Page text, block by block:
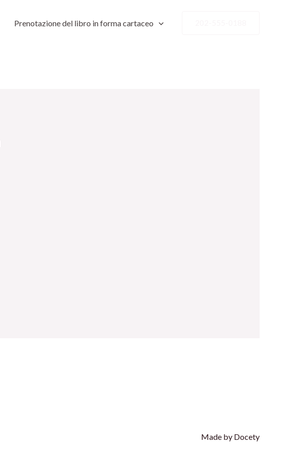
Prenotazione del libro in forma cartaceo
Made by Docety